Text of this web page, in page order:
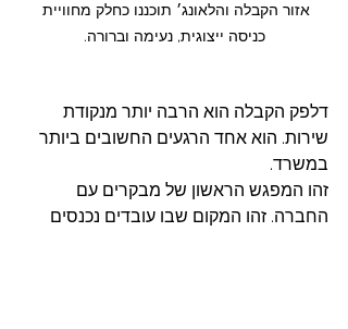
אזור הקבלה והלאונג׳ תוכננו כחלק מחוויית
כניסה ייצוגית, נעימה וברורה.
דלפק הקבלה הוא הרבה יותר מנקודת
שירות. הוא אחד הרגעים החשובים ביותר
במשרד.
זהו המפגש הראשון של מבקרים עם
החברה. זהו המקום שבו עובדים נכנסים